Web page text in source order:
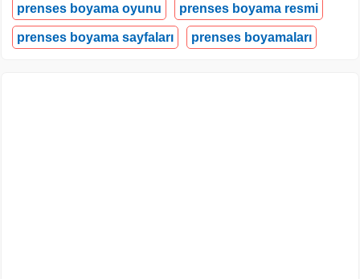
prenses boyama oyunu prenses boyama resmi
prenses boyama sayfaları prenses boyamaları